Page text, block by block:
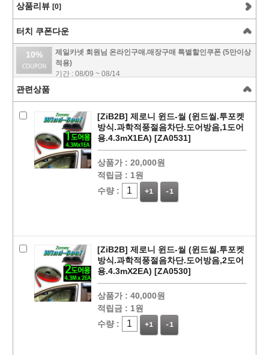
PAYCO 바로
상품리뷰 [0]
터치 쿠폰다운
10%
제일카넷 회원님 온라인구매.매장구매 특별할인쿠폰 (5만이상
적용)
기간 : 08/09 ~ 08/14
관련상품
[ZiB2B] 제로니 윈드-씰 (윈드씰.투포켓
방식.과학적풍절음차단.도어방음,1도어
용.4.3mX1EA) [ZA0531]
상품가 : 20,000원
적립금 : 1원
수량 :
+1 -1
[ZiB2B] 제로니 윈드-씰 (윈드씰.투포켓
방식.과학적풍절음차단.도어방음,2도어
용.4.3mX2EA) [ZA0530]
상품가 : 40,000원
적립금 : 1원
수량 :
+1 -1